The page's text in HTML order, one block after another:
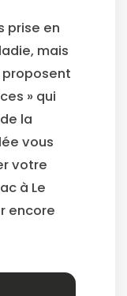
prise en
mais
proposent
» qui
la
vous
votre
à Le
encore